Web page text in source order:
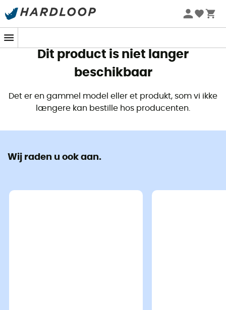
Zomeraanbiedingen 🔥 -5% EXTRA vanaf 2 producten* met
Dit product is niet langer
beschikbaar
Det er en gammel model eller et produkt, som vi ikke
længere kan bestille hos producenten.
Wij raden u ook aan.